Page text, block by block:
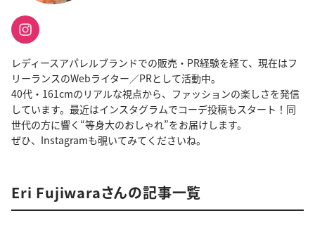
レディースアパレルブランドでの販売・PR経験を経て、現在はフ
リーランスのWebライター／PRとして活動中。
40代・161cmのリアルな視点から、ファッションの楽しさを発信
しています。最近はインスタグラムでコーデ投稿もスタート！同
世代の方に響く“等身大のおしゃれ”をお届けします。
ぜひ、Instagramも覗いてみてくださいね。
Eri Fujiwaraさんの記事一覧